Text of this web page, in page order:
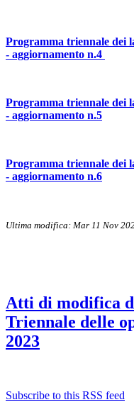
Programma triennale dei
- aggiornamento n.4
Programma triennale dei
- aggiornamento n.5
Programma triennale dei
- aggiornamento n.6
Ultima modifica: Mar 11 Nov
Atti di modifica
Triennale delle
2023
Subscribe to this RSS feed